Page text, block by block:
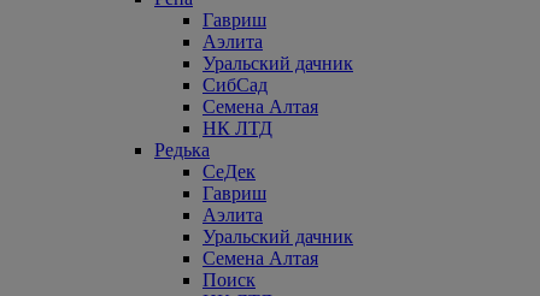
Гавриш
Аэлита
Уральский дачник
СибСад
Семена Алтая
НК ЛТД
Редька
СеДек
Гавриш
Аэлита
Уральский дачник
Семена Алтая
Поиск